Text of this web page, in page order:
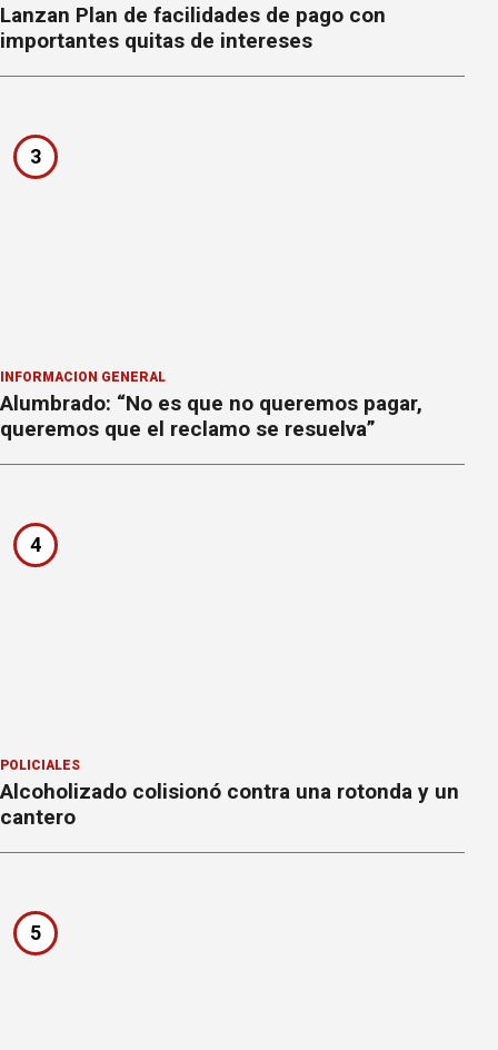
Lanzan Plan de facilidades de pago con
importantes quitas de intereses
3
INFORMACION GENERAL
Alumbrado: “No es que no queremos pagar,
queremos que el reclamo se resuelva”
4
POLICIALES
Alcoholizado colisionó contra una rotonda y un
cantero
5